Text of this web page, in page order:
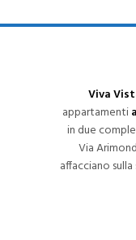
Viva
appartamenti
in due
Via
affacciano